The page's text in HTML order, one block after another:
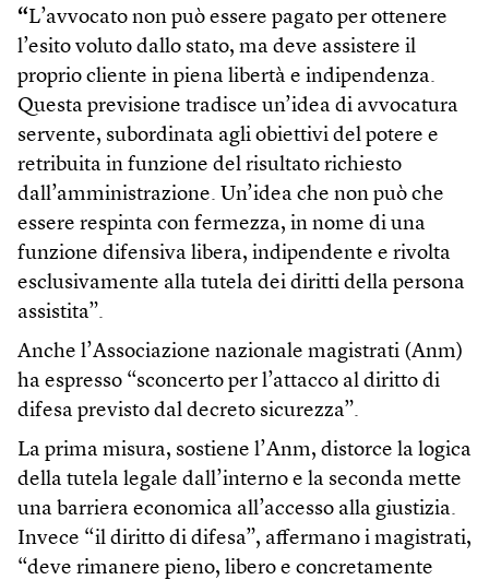
“L’avvocato non può essere pagato per ottenere
l’esito voluto dallo stato, ma deve assistere il
proprio cliente in piena libertà e indipendenza.
Questa previsione tradisce un’idea di avvocatura
servente, subordinata agli obiettivi del potere e
retribuita in funzione del risultato richiesto
dall’amministrazione. Un’idea che non può che
essere respinta con fermezza, in nome di una
funzione difensiva libera, indipendente e rivolta
esclusivamente alla tutela dei diritti della persona
assistita”.
Anche l’Associazione nazionale magistrati (Anm)
ha espresso “sconcerto per l’attacco al diritto di
difesa previsto dal decreto sicurezza”.
La prima misura, sostiene l’Anm, distorce la logica
della tutela legale dall’interno e la seconda mette
una barriera economica all’accesso alla giustizia.
Invece “il diritto di difesa”, affermano i magistrati,
“deve rimanere pieno, libero e concretamente